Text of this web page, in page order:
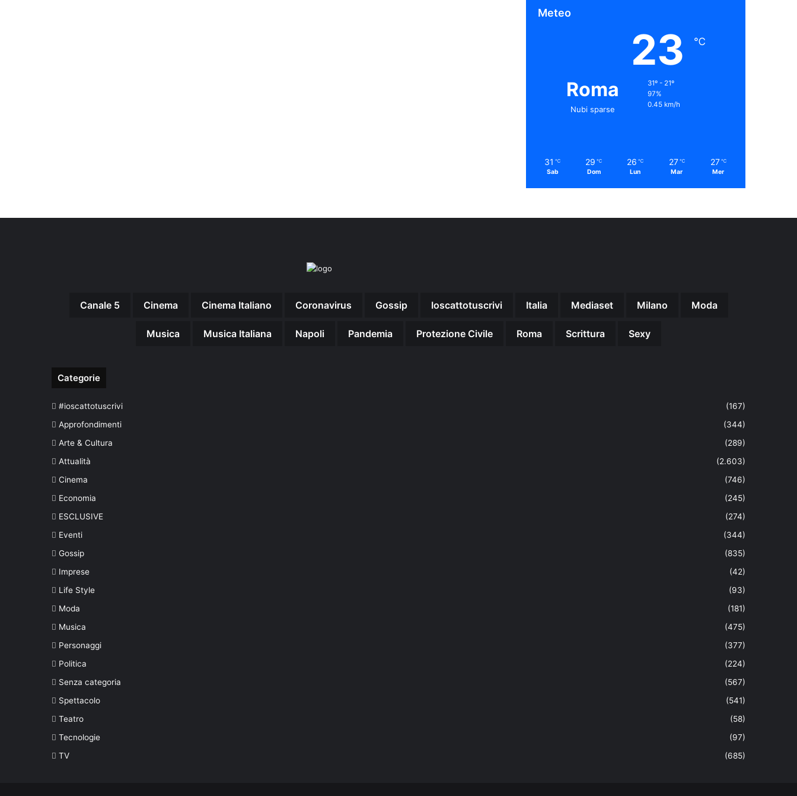
Meteo
Roma
Nubi sparse
23 ℃
31º - 21º
97%
0.45 km/h
31 ℃
Sab
29 ℃
Dom
26 ℃
Lun
27 ℃
Mar
27 ℃
Mer
Canale 5 Cinema Cinema Italiano Coronavirus Gossip Ioscattotuscrivi Italia Mediaset Milano Moda
Musica Musica Italiana Napoli Pandemia Protezione Civile Roma Scrittura Sexy
Categorie
#ioscattotuscrivi
(167)
Approfondimenti
(344)
Arte & Cultura
(289)
Attualità
(2.603)
Cinema
(746)
Economia
(245)
ESCLUSIVE
(274)
Eventi
(344)
Gossip
(835)
Imprese
(42)
Life Style
(93)
Moda
(181)
Musica
(475)
Personaggi
(377)
Politica
(224)
Senza categoria
(567)
Spettacolo
(541)
Teatro
(58)
Tecnologie
(97)
TV
(685)